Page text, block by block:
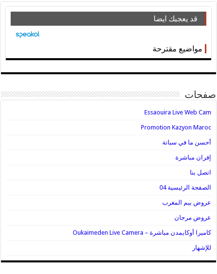
قد يعجبك ايضا
مواضيع مقترحة
صفحات
Essaouira Live Web Cam
Promotion Kazyon Maroc
أحسن ما في سباتة
إفران مباشرة
اتصل بنا
الصفحة الرئيسية 04
عروض بيم المغرب
عروض مرجان
كاميرا أوكايمدن مباشرة – Oukaimeden Live Camera
للإشهار